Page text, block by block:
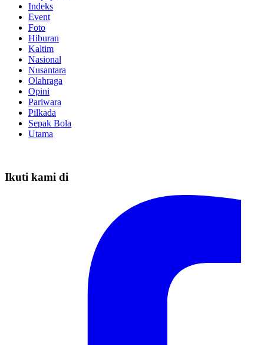
Indeks
Event
Foto
Hiburan
Kaltim
Nasional
Nusantara
Olahraga
Opini
Pariwara
Pilkada
Sepak Bola
Utama
Ikuti kami di